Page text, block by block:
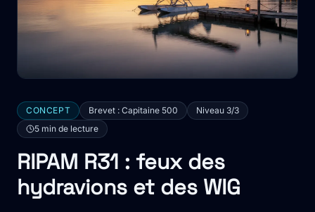
CONCEPT Brevet : Capitaine 500
Niveau 3/3
5 min de lecture
RIPAM R31 : feux des
hydravions et des WIG